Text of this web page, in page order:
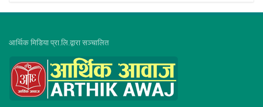
आर्थिक मिडिया प्रा.लि.द्वारा सञ्चालित